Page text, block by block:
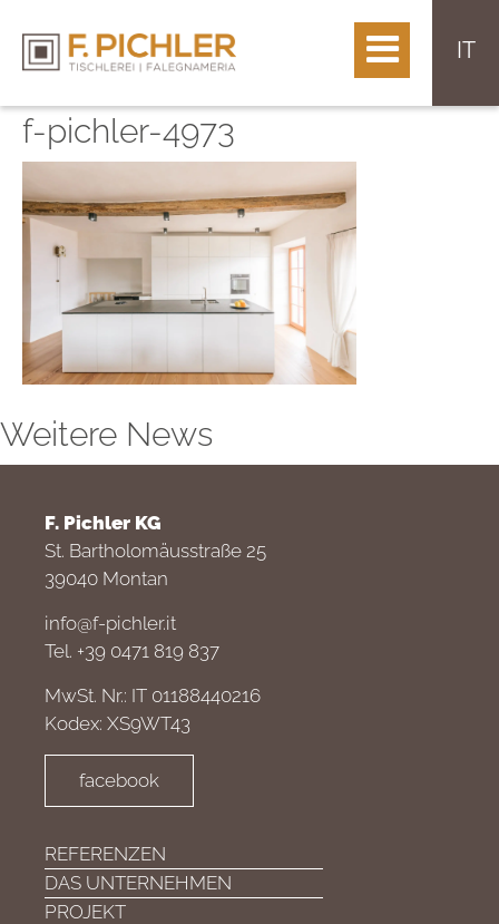
IT
f-pichler-4973
Weitere News
F. Pichler KG
St. Bartholomäusstraße 25
39040 Montan
info@f-pichler.it
Tel. +39 0471 819 837
MwSt. Nr.: IT 01188440216
Kodex: XS9WT43
facebook
REFERENZEN
DAS UNTERNEHMEN
PROJEKT